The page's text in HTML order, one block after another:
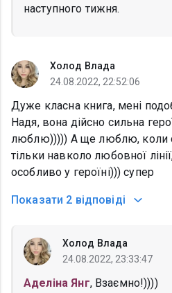
наступного тижня.
Холод Влада
24.08.2022, 22:52:06
Дуже класна книга, мені
Надя, вона дійсно сильна
люблю))))) А ще люблю, коли
тільки навколо любовної
особливо у героїні))) супер
Показати 2 відповіді
Холод Влада
24.08.2022, 23:33:47
Аделіна Янг, Взаємно!))))